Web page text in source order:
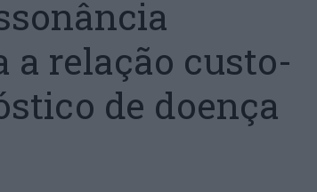
relação custo-
de doença